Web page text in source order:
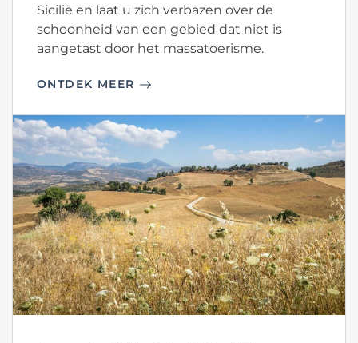
Sicilië en laat u zich verbazen over de
schoonheid van een gebied dat niet is
aangetast door het massatoerisme.
ONTDEK MEER